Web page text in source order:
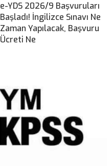
e-YDS 2026/9 Başvuruları
Başladı! İngilizce Sınavı Ne
Zaman Yapılacak, Başvuru
Ücreti Ne